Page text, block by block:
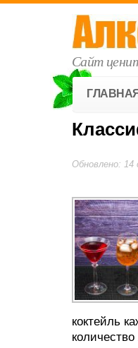
Сайт
ГЛАВНАЯ
Обновлено: 14
коктейль